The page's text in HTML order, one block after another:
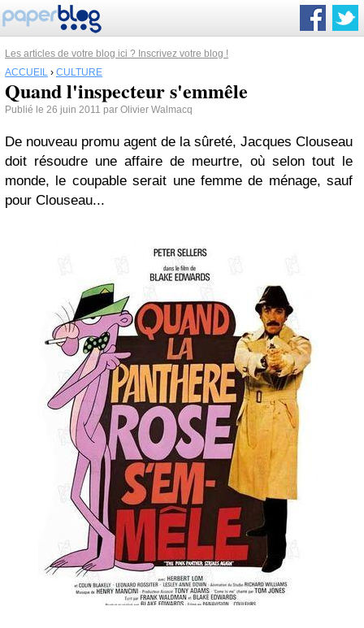
Les articles de votre blog ici ? Inscrivez votre blog !
ACCUEIL › CULTURE
Quand l'inspecteur s'emmêle
Publié le 26 juin 2011 par Olivier Walmacq
De nouveau promu agent de la sûreté, Jacques Clouseau
doit résoudre une affaire de meurtre, où selon tout le
monde, le coupable serait une femme de ménage, sauf
pour Clouseau...